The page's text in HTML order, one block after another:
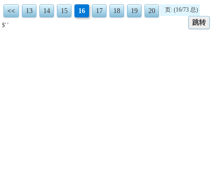
<< 13 14 15 16 17 18 19 20 页: (16/73 总)
跳转
$' '